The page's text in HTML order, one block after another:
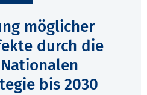
möglicher
durch die
bis 2030